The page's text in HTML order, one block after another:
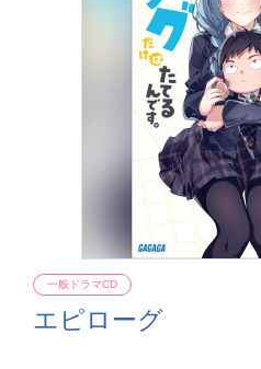
エピローグ
一般ドラマCD